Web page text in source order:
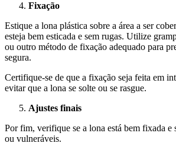
Fixação
Estique a lona plástica sobre a área a ser
esteja bem esticada e sem rugas. Utilize
ou outro método de fixação adequado para
segura.
Certifique-se de que a fixação seja feita em
evitar que a lona se solte ou se rasgue.
Ajustes finais
Por fim, verifique se a lona está bem fixada e
ou vulneráveis.